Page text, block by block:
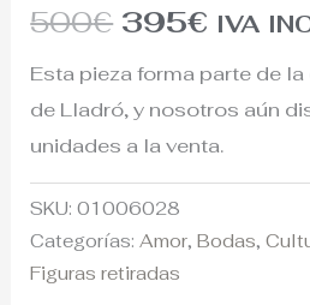
500€ 395€ IVA
Esta pieza forma parte de
de Lladró, y nosotros aún
unidades a la venta.
SKU:01006028
Categorías:Amor,Bodas,
Figuras retiradas